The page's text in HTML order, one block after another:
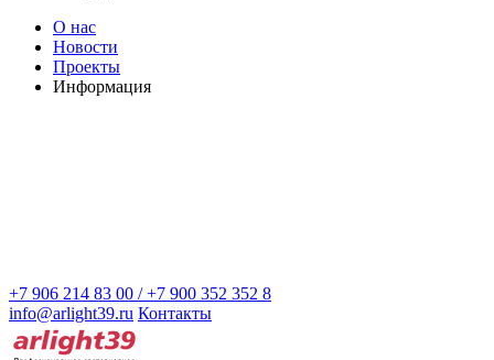
О нас
Новости
Проекты
Информация
+7 906 214 83 00 / +7 900 352 352 8
info@arlight39.ru Контакты